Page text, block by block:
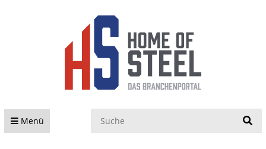
Menü